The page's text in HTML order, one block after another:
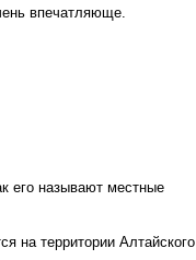
впечатляюще.
его называют местные
на территории Алтайского